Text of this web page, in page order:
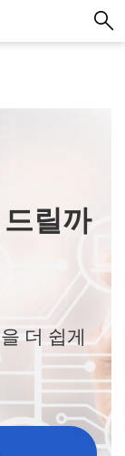
릴까
더 쉽게